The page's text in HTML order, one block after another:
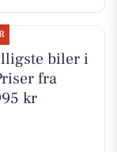
biler i
fra
kr